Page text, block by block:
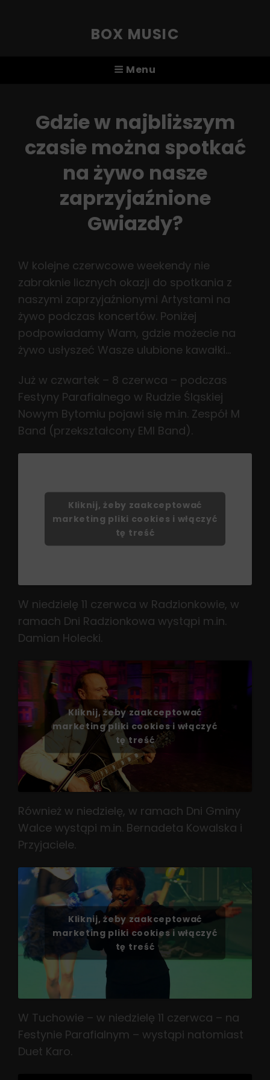
BOX MUSIC
Menu
Gdzie w najbliższym
czasie można spotkać
na żywo nasze
zaprzyjaźnione
Gwiazdy?
W kolejne czerwcowe weekendy nie
zabraknie licznych okazji do spotkania z
naszymi zaprzyjaźnionymi Artystami na
żywo podczas koncertów. Poniżej
podpowiadamy Wam, gdzie możecie na
żywo usłyszeć Wasze ulubione kawałki…
Już w czwartek – 8 czerwca – podczas
Festyny Parafialnego w Rudzie Śląskiej
Nowym Bytomiu pojawi się m.in. Zespół M
Band (przekształcony EMI Band).
Kliknij, żeby zaakceptować
marketing pliki cookies i włączyć
tę treść
W niedzielę 11 czerwca w Radzionkowie, w
ramach Dni Radzionkowa wystąpi m.in.
Damian Holecki.
Kliknij, żeby zaakceptować
marketing pliki cookies i włączyć
tę treść
Również w niedzielę, w ramach Dni Gminy
Walce wystąpi m.in. Bernadeta Kowalska i
Przyjaciele.
Kliknij, żeby zaakceptować
marketing pliki cookies i włączyć
tę treść
W Tuchowie – w niedzielę 11 czerwca – na
Festynie Parafialnym – wystąpi natomiast
Duet Karo.